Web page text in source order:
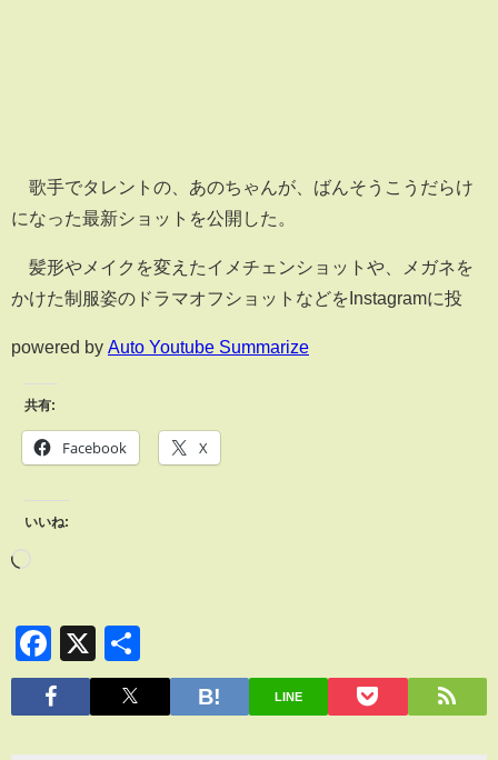
歌手でタレントの、あのちゃんが、ばんそうこうだらけ
になった最新ショットを公開した。
髪形やメイクを変えたイメチェンショットや、メガネを
かけた制服姿のドラマオフショットなどをInstagramに投
powered by Auto Youtube Summarize
共有:
Facebook X
いいね:
Facebook
X
有
LINE